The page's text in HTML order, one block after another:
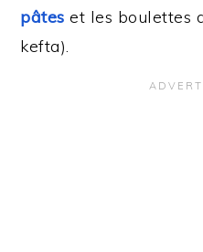
pâtes et les boulettes
kefta).